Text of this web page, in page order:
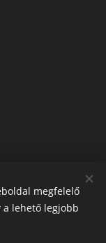
üzletben, vagy a
megfelelő
a lehető legjobb